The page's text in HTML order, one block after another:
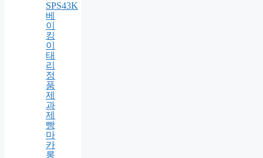
스
메
그
컨
벡
션
오
븐
SPS43K
베
이
킹
이
태
리
정